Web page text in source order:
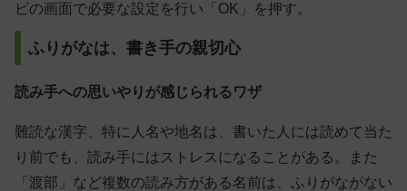
ビの画面で必要な設定を行い「OK」を押す。
ふりがなは、書き手の親切心
読み手への思いやりが感じられるワザ
難読な漢字、特に人名や地名は、書いた人には読めて当た
り前でも、読み手にはストレスになることがある。また
「渡部」など複数の読み方がある名前は、ふりがながない